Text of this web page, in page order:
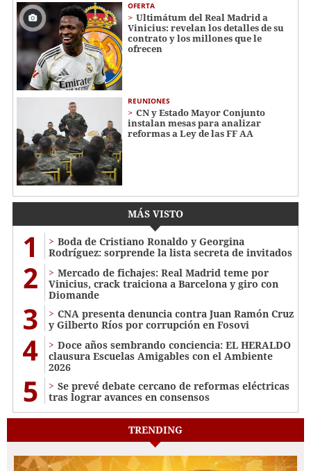
OFERTA
Ultimátum del Real Madrid a
Vinicius: revelan los detalles de su
contrato y los millones que le
ofrecen
REUNIONES
CN y Estado Mayor Conjunto
instalan mesas para analizar
reformas a Ley de las FF AA
MÁS VISTO
1
Boda de Cristiano Ronaldo y Georgina
Rodríguez: sorprende la lista secreta de invitados
2
Mercado de fichajes: Real Madrid teme por
Vinicius, crack traiciona a Barcelona y giro con
Diomande
3
CNA presenta denuncia contra Juan Ramón Cruz
y Gilberto Ríos por corrupción en Fosovi
4
Doce años sembrando conciencia: EL HERALDO
clausura Escuelas Amigables con el Ambiente
2026
5
Se prevé debate cercano de reformas eléctricas
tras lograr avances en consensos
TRENDING